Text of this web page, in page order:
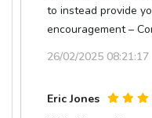
to instead provide
encouragement –
26/02/2025 08:21:17
Eric Jones